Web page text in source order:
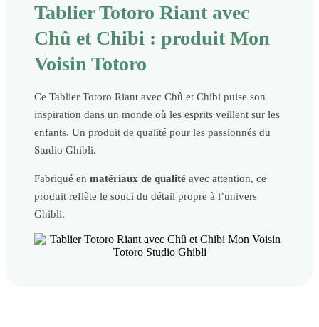
Tablier Totoro Riant avec
Chû et Chibi : produit Mon
Voisin Totoro
Ce Tablier Totoro Riant avec Chû et Chibi puise son
inspiration dans un monde où les esprits veillent sur les
enfants. Un produit de qualité pour les passionnés du
Studio Ghibli.
Fabriqué en matériaux de qualité avec attention, ce
produit reflète le souci du détail propre à l’univers
Ghibli.